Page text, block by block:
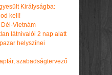
Királyságba:
kell!
Vietnám
látnivalói 2 nap alatt
helyszínei
szabadságtervező